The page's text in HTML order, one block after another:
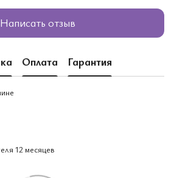
Написать отзыв
Оплата Гарантия
12 месяцев